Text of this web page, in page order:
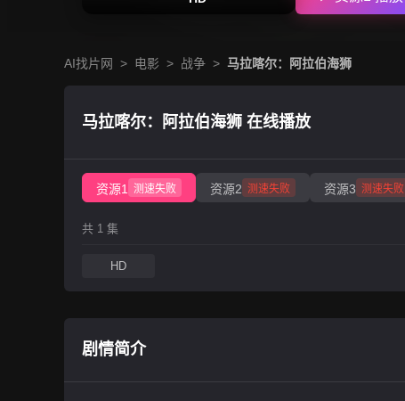
AI找片网 > 电影 > 战争 > 马拉喀尔：阿拉伯海狮
马拉喀尔：阿拉伯海狮 在线播放
资源1 测速失败 资源2 测速失败 资源3 测速失败
共 1 集
HD
剧情简介